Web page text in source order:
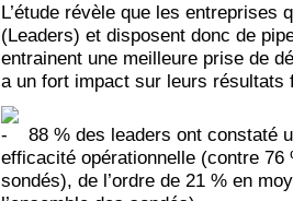
L’étude révèle que les entreprises
(Leaders) et disposent donc de
entrainent une meilleure prise de
a un fort impact sur leurs résultats
88 % des leaders ont constaté
efficacité opérationnelle (contre 76
sondés), de l’ordre de 21 % en